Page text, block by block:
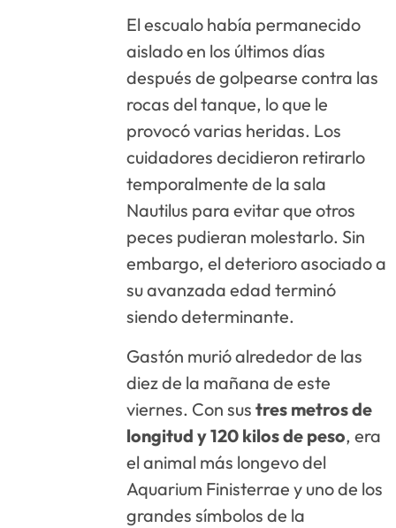
El escualo había permanecido
aislado en los últimos días
después de golpearse contra las
rocas del tanque, lo que le
provocó varias heridas. Los
cuidadores decidieron retirarlo
temporalmente de la sala
Nautilus para evitar que otros
peces pudieran molestarlo. Sin
embargo, el deterioro asociado a
su avanzada edad terminó
siendo determinante.
Gastón murió alrededor de las
diez de la mañana de este
viernes. Con sustres metros de
longitud y 120 kilos de peso, era
el animal más longevo del
Aquarium Finisterrae y uno de los
grandes símbolos de la